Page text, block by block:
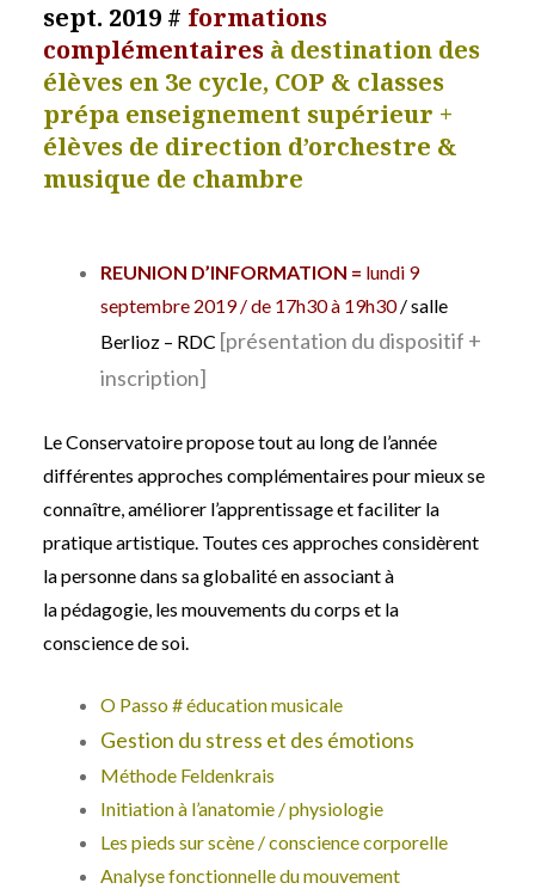
sept. 2019 # formations
complémentaires à destination des
élèves en 3e cycle, COP & classes
prépa enseignement supérieur +
élèves de direction d’orchestre &
musique de chambre
REUNION D’INFORMATION = lundi 9
septembre 2019 / de 17h30 à 19h30 / salle
Berlioz – RDC [présentation du dispositif +
inscription]
Le Conservatoire propose tout au long de l’année
différentes approches complémentaires pour mieux se
connaître, améliorer l’apprentissage et faciliter la
pratique artistique. Toutes ces approches considèrent
la personne dans sa globalité en associant à
la pédagogie, les mouvements du corps et la
conscience de soi.
O Passo # éducation musicale
Gestion du stress et des émotions
Méthode Feldenkrais
Initiation à l’anatomie / physiologie
Les pieds sur scène / conscience corporelle
Analyse fonctionnelle du mouvement